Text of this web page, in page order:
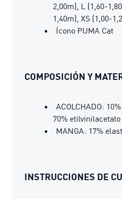
2,00m), L (1,60-
1,40m), XS (1,00-
Ícono PUMA Cat
COMPOSICIÓN Y
ACOLCHADO:
70% etilvinilacetato
MANGA: 17%
INSTRUCCIONES DE